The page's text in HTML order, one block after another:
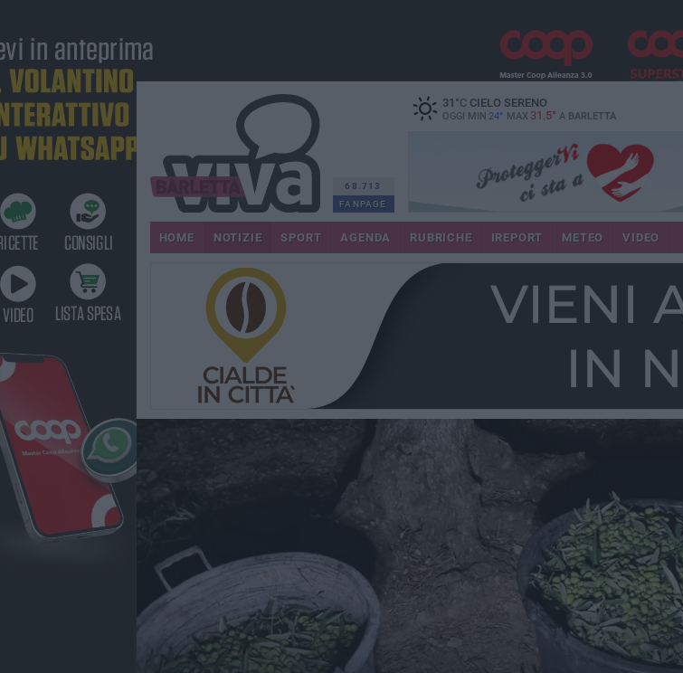
68.713
FANPAGE
31 °CCIELO SERENO
OGGI MIN 24° MAX 31.5° A BARLETTA
HOME NOTIZIE SPORT AGENDA RUBRICHE IREPORT METEO VIDEO